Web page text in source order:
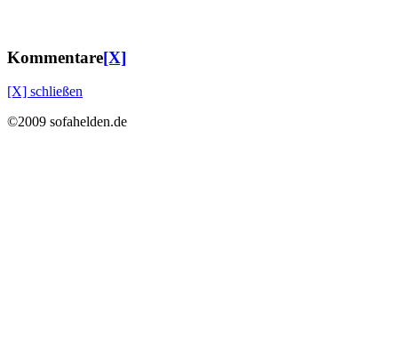
Kommentare[X]
[X] schließen
©2009 sofahelden.de